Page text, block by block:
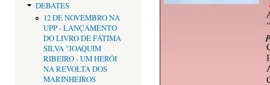
DEBATES
12 DE NOVEMBRO NA
UPP - LANÇAMENTO
DO LIVRO DE FÁTIMA
SILVA "JOAQUIM
RIBEIRO - UM HERÓI
NA REVOLTA DOS
MARINHEIROS